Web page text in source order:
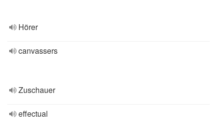
Hörer
canvassers
Zuschauer
effectual